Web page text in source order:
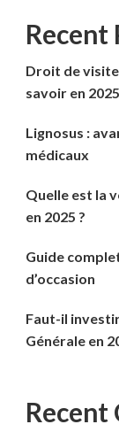
Recent
Droit de
savoir en 2025
Lignosus :
médicaux
Quelle est la
en 2025 ?
Guide
d’occasion
Faut-il
Générale en
Recent